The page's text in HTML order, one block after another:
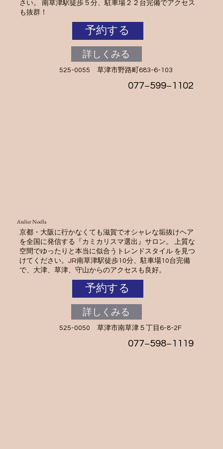
さい。 南草津駅徒歩５分、駐車場２２台完備でアクセス
も抜群！
詳しくみる
予約する
525-0055 草津市野路町683-6-103
077−599−1102
Atelier Noella
京都・大阪に行かなくても滋賀でオシャレな垢抜けヘア
を全国に発信する『カミカリスマ選出』サロン。 上質な
空間でゆったりと本当に似合うトレンドスタイル を見つ
けてください。JR南草津駅徒歩10分、駐車場10台完備
で、大津、草津、守山からのアクセスも良好。
詳しくみる
予約する
525-0050 草津市南草津５丁目6-8-2F
077−598−1119